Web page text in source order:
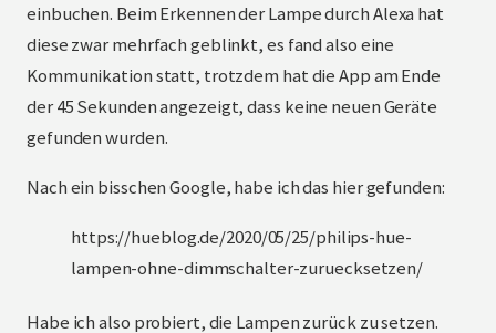
einbuchen. Beim Erkennen der Lampe durch Alexa hat
diese zwar mehrfach geblinkt, es fand also eine
Kommunikation statt, trotzdem hat die App am Ende
der 45 Sekunden angezeigt, dass keine neuen Geräte
gefunden wurden.
Nach ein bisschen Google, habe ich das hier gefunden:
https://hueblog.de/2020/05/25/philips-hue-
lampen-ohne-dimmschalter-zuruecksetzen/
Habe ich also probiert, die Lampen zurück zu setzen.